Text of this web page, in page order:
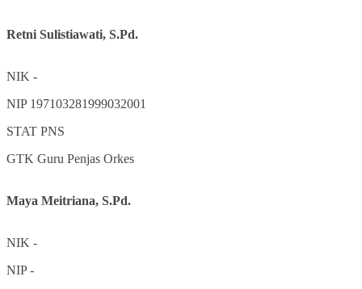
Retni Sulistiawati, S.Pd.
NIK -
NIP 197103281999032001
STAT PNS
GTK Guru Penjas Orkes
Maya Meitriana, S.Pd.
NIK -
NIP-